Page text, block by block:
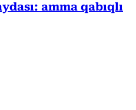
amma qabıqlı